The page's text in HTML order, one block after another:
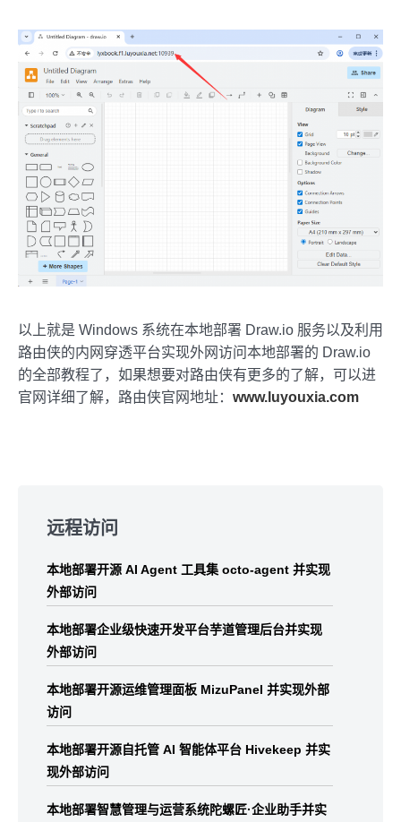
以上就是 Windows 系统在本地部署 Draw.io 服务以及利用
路由侠的内网穿透平台实现外网访问本地部署的 Draw.io
的全部教程了，如果想要对路由侠有更多的了解，可以进
官网详细了解，路由侠官网地址： www.luyouxia.com
footer
远程访问
本地部署开源 AI Agent 工具集 octo-agent 并实现
外部访问
本地部署企业级快速开发平台芋道管理后台并实现
外部访问
本地部署开源运维管理面板 MizuPanel 并实现外部
访问
本地部署开源自托管 AI 智能体平台 Hivekeep 并实
现外部访问
本地部署智慧管理与运营系统陀螺匠·企业助手并实